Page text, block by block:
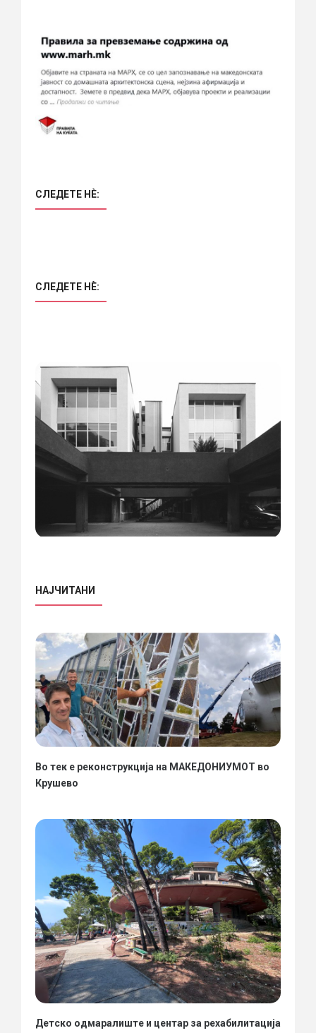
СЛЕДЕТЕ НÈ:
СЛЕДЕТЕ НÈ:
НАЈЧИТАНИ
Во тек е реконструкција на МАКЕДОНИУМОТ во
Крушево
Детско одмаралиште и центар за рехабилитација